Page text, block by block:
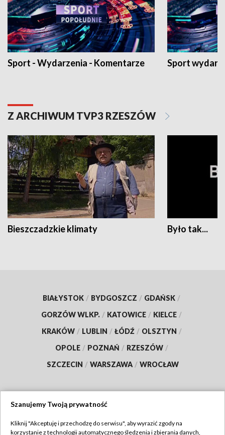
Sport - Wydarzenia - Komentarze Sport
Z ARCHIWUM TVP3 RZESZÓW
Bieszczadzkie klimaty Było tak...
BIAŁYSTOK / BYDGOSZCZ / GDAŃSK /
GORZÓW WLKP. / KATOWICE / KIELCE /
KRAKÓW / LUBLIN / ŁÓDŹ / OLSZTYN /
OPOLE / POZNAŃ / RZESZÓW /
SZCZECIN / WARSZAWA / WROCŁAW
Szanujemy Twoją prywatność
Kliknij "Akceptuję i przechodzę do serwisu", aby wyrazić zgody na
korzystanie z technologii automatycznego śledzenia i zbierania danych,